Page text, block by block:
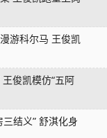
游科尔马 王俊凯
俊凯模仿“五阿
结义” 舒淇化身